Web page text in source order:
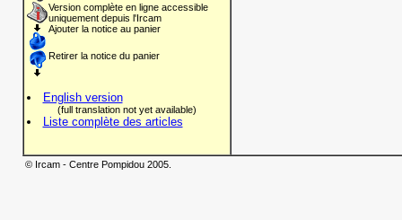
Version complète en ligne accessible
uniquement depuis l'Ircam
Ajouter la notice au panier
Retirer la notice du panier
English version
(full translation not yet available)
Liste complète des articles
© Ircam - Centre Pompidou 2005.